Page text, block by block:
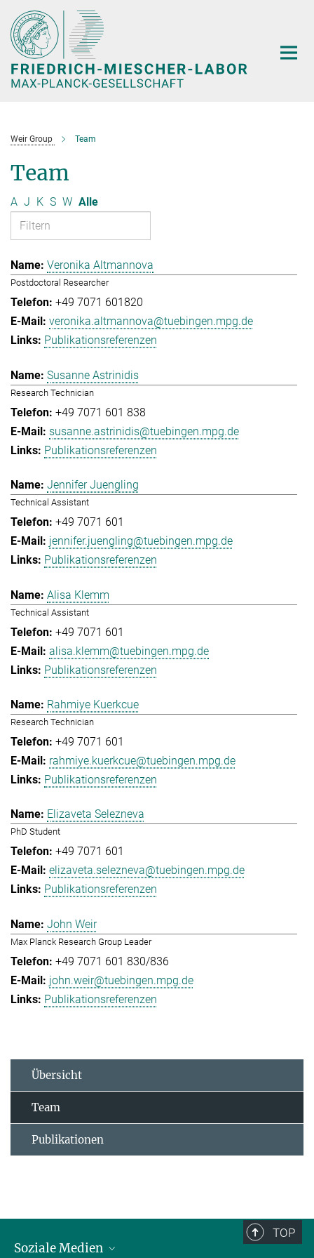
Hauptinhalt
Weir Group Team
Team
A J K S W Alle
Veronika Altmannova
Postdoctoral Researcher
+49 7071 601820
veronika.altmannova@tuebingen.mpg.de
Publikationsreferenzen
Susanne Astrinidis
Research Technician
+49 7071 601 838
susanne.astrinidis@tuebingen.mpg.de
Publikationsreferenzen
Jennifer Juengling
Technical Assistant
+49 7071 601
jennifer.juengling@tuebingen.mpg.de
Publikationsreferenzen
Alisa Klemm
Technical Assistant
+49 7071 601
alisa.klemm@tuebingen.mpg.de
Publikationsreferenzen
Rahmiye Kuerkcue
Research Technician
+49 7071 601
rahmiye.kuerkcue@tuebingen.mpg.de
Publikationsreferenzen
Elizaveta Selezneva
PhD Student
+49 7071 601
elizaveta.selezneva@tuebingen.mpg.de
Publikationsreferenzen
John Weir
Max Planck Research Group Leader
+49 7071 601 830/836
john.weir@tuebingen.mpg.de
Publikationsreferenzen
Übersicht
Team
Publikationen
TOP
Soziale Medien